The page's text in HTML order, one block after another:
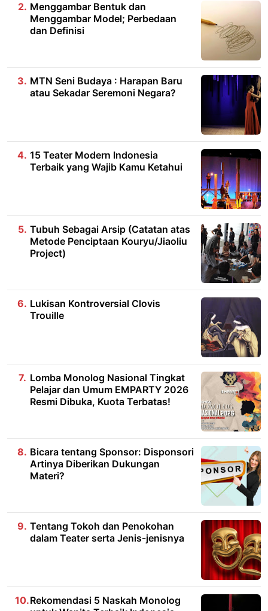
Menggambar Bentuk dan
Menggambar Model; Perbedaan
dan Definisi
MTN Seni Budaya : Harapan Baru
atau Sekadar Seremoni Negara?
15 Teater Modern Indonesia
Terbaik yang Wajib Kamu Ketahui
Tubuh Sebagai Arsip (Catatan atas
Metode Penciptaan Kouryu/Jiaoliu
Project)
Lukisan Kontroversial Clovis
Trouille
Lomba Monolog Nasional Tingkat
Pelajar dan Umum EMPARTY 2026
Resmi Dibuka, Kuota Terbatas!
Bicara tentang Sponsor: Disponsori
Artinya Diberikan Dukungan
Materi?
Tentang Tokoh dan Penokohan
dalam Teater serta Jenis-jenisnya
Rekomendasi 5 Naskah Monolog